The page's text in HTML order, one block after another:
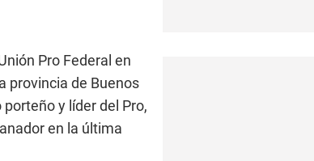
Pro Federal en
provincia de Buenos
y líder del Pro,
en la última